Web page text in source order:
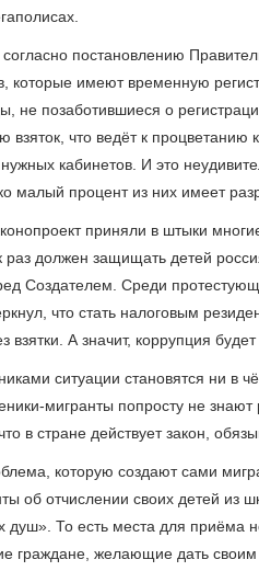
постановлению
которые имеют временную
не позаботившиеся о
что ведёт к процветанию
кабинетов. И это
малый процент из них имеет
приняли в штыки
раз должен защищать детей
Создателем. Среди
что стать налоговым
взятки. А значит, коррупция будет
ситуации становятся ни в
мигранты попросту не
в стране действует закон,
которую создают сами
об отчислении своих детей из
душ». То есть места для приёма
граждане, желающие дать